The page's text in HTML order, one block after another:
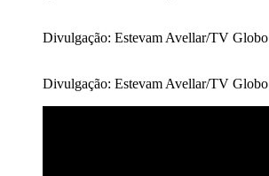
Divulgação: Estevam Avellar/TV Globo
Divulgação: Estevam Avellar/TV Globo